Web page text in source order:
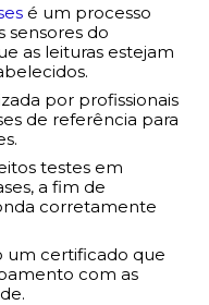
é um processo
sensores do
as leituras estejam
por profissionais
de referência para
testes em
a fim de
corretamente
um certificado que
com as